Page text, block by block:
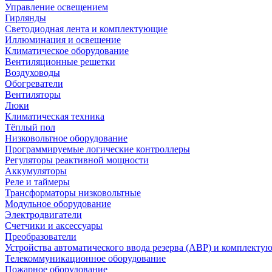
Управление освещением
Гирлянды
Светодиодная лента и комплектующие
Иллюминация и освещение
Климатическое оборудование
Вентиляционные решетки
Воздуховоды
Обогреватели
Вентиляторы
Люки
Климатическая техника
Тёплый пол
Низковольтное оборудование
Программируемые логические контроллеры
Регуляторы реактивной мощности
Аккумуляторы
Реле и таймеры
Трансформаторы низковольтные
Модульное оборудование
Электродвигатели
Счетчики и аксессуары
Преобразователи
Устройства автоматического ввода резерва (АВР) и
Телекоммуникационное оборудование
Пожарное оборудование